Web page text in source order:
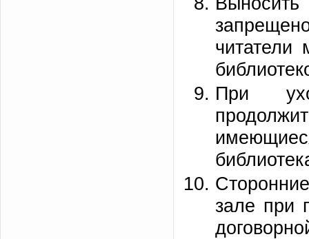
читатели
При
зале при